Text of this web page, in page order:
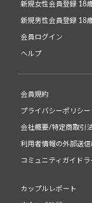
新規女性会員登録 18
新規男性会員登録 18
会員ログイン
ヘルプ
会員規約
プライバシーポリシー
会社概要/特定商取引
利用者情報の外部送
コミュニティガイドラ
カップルレポート